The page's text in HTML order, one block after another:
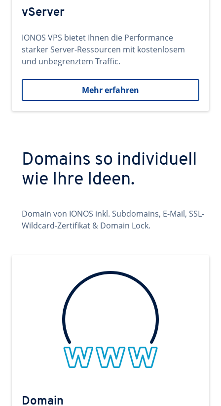
vServer
IONOS VPS bietet Ihnen die Performance
starker Server-Ressourcen mit kostenlosem
und unbegrenztem Traffic.
Mehr erfahren
Domains so individuell
wie Ihre Ideen.
Domain von IONOS inkl. Subdomains, E-Mail, SSL-
Wildcard-Zertifikat & Domain Lock.
Domain